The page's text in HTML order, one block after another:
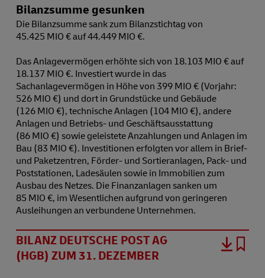
Bilanzsumme gesunken
Die Bilanzsumme sank zum Bilanzstichtag von
45.425 MIO € auf 44.449 MIO €.
Das Anlagevermögen erhöhte sich von 18.103 MIO € auf
18.137 MIO €. Investiert wurde in das
Sachanlagevermögen in Höhe von 399 MIO € (Vorjahr:
526 MIO €) und dort in Grundstücke und Gebäude
(126 MIO €), technische Anlagen (104 MIO €), andere
Anlagen und Betriebs- und Geschäftsausstattung
(86 MIO €) sowie geleistete Anzahlungen und Anlagen im
Bau (83 MIO €). Investitionen erfolgten vor allem in Brief-
und Paketzentren, Förder- und Sortieranlagen, Pack- und
Poststationen, Ladesäulen sowie in Immobilien zum
Ausbau des Netzes. Die Finanzanlagen sanken um
85 MIO €, im Wesentlichen aufgrund von geringeren
Ausleihungen an verbundene Unternehmen.
BILANZ DEUTSCHE POST AG
(HGB) ZUM 31. DEZEMBER